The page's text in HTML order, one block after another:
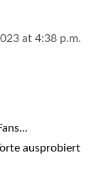
at 4:38 p.m.
ausprobiert